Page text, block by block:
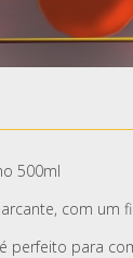
500ml
com um
perfeito para